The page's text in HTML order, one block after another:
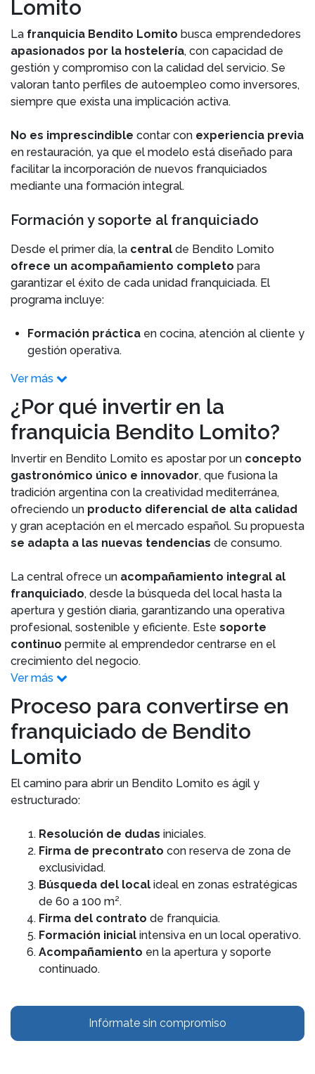
Lomito
La franquicia Bendito Lomito busca emprendedores
apasionados por la hostelería, con capacidad de
gestión y compromiso con la calidad del servicio. Se
valoran tanto perfiles de autoempleo como inversores,
siempre que exista una implicación activa.
No es imprescindible contar con experiencia previa
en restauración, ya que el modelo está diseñado para
facilitar la incorporación de nuevos franquiciados
mediante una formación integral.
Formación y soporte al franquiciado
Desde el primer día, la central de Bendito Lomito
ofrece un acompañamiento completo para
garantizar el éxito de cada unidad franquiciada. El
programa incluye:
Formación práctica en cocina, atención al cliente y
gestión operativa.
Ver más
¿Por qué invertir en la
franquicia Bendito Lomito?
Invertir en Bendito Lomito es apostar por un concepto
gastronómico único e innovador, que fusiona la
tradición argentina con la creatividad mediterránea,
ofreciendo un producto diferencial de alta calidad
y gran aceptación en el mercado español. Su propuesta
se adapta a las nuevas tendencias de consumo.
La central ofrece un acompañamiento integral al
franquiciado, desde la búsqueda del local hasta la
apertura y gestión diaria, garantizando una operativa
profesional, sostenible y eficiente. Este soporte
continuo permite al emprendedor centrarse en el
crecimiento del negocio.
Ver más
Proceso para convertirse en
franquiciado de Bendito
Lomito
El camino para abrir un Bendito Lomito es ágil y
estructurado:
Resolución de dudas iniciales.
Firma de precontrato con reserva de zona de
exclusividad.
Búsqueda del local ideal en zonas estratégicas
de 60 a 100 m².
Firma del contrato de franquicia.
Formación inicial intensiva en un local operativo.
Acompañamiento en la apertura y soporte
continuado.
Infórmate sin compromiso